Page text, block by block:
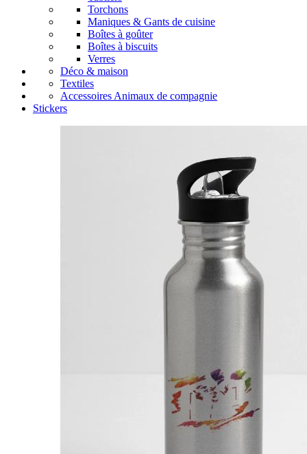
Torchons
Maniques & Gants de cuisine
Boîtes à goûter
Boîtes à biscuits
Verres
Déco & maison
Textiles
Accessoires Animaux de compagnie
Stickers